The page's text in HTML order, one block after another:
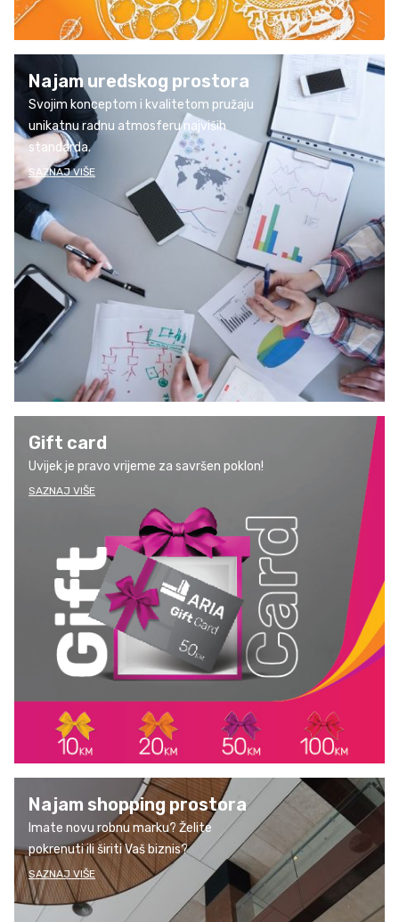
Najam uredskog prostora
Svojim konceptom i kvalitetom pružaju
unikatnu radnu atmosferu najviših
standarda.
SAZNAJ VIŠE
Gift card
Uvijek je pravo vrijeme za savršen poklon!
SAZNAJ VIŠE
Najam shopping prostora
Imate novu robnu marku? Želite
pokrenuti ili širiti Vaš biznis?
SAZNAJ VIŠE